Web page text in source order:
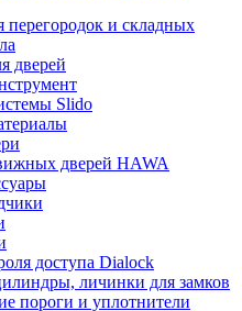
перегородок и складных
дверей
Slido
дверей HAWA
доступа Dialock
личинки для замков
пороги и уплотнители